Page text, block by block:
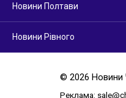
Новини Полтави
Новини Рівного
© 2026 Новини
Реклама: